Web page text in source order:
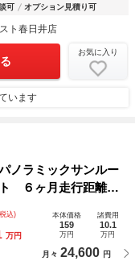
可 オプション見積り可
ト春日井店
お気に入り
います
ラミックサンルー
６ヶ月走行距離無
ビューカメラ ア
バックドア ＬＥＤ
込)
万円
本体価格
159
万円
諸費用
10.1
万円
月々 24,600 円